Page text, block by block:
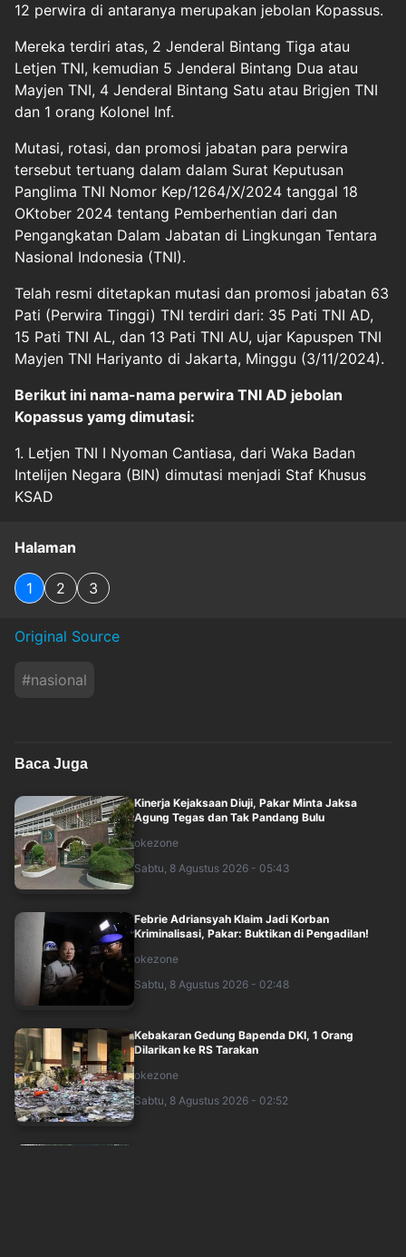
12 perwira di antaranya merupakan jebolan Kopassus.
Mereka terdiri atas, 2 Jenderal Bintang Tiga atau
Letjen TNI, kemudian 5 Jenderal Bintang Dua atau
Mayjen TNI, 4 Jenderal Bintang Satu atau Brigjen TNI
dan 1 orang Kolonel Inf.
Mutasi, rotasi, dan promosi jabatan para perwira
tersebut tertuang dalam dalam Surat Keputusan
Panglima TNI Nomor Kep/1264/X/2024 tanggal 18
OKtober 2024 tentang Pemberhentian dari dan
Pengangkatan Dalam Jabatan di Lingkungan Tentara
Nasional Indonesia (TNI).
Telah resmi ditetapkan mutasi dan promosi jabatan 63
Pati (Perwira Tinggi) TNI terdiri dari: 35 Pati TNI AD,
15 Pati TNI AL, dan 13 Pati TNI AU, ujar Kapuspen TNI
Mayjen TNI Hariyanto di Jakarta, Minggu (3/11/2024).
Berikut ini nama-nama perwira TNI AD jebolan
Kopassus yamg dimutasi:
1. Letjen TNI I Nyoman Cantiasa, dari Waka Badan
Intelijen Negara (BIN) dimutasi menjadi Staf Khusus
KSAD
Halaman
1 2 3
Original Source
#nasional
Baca Juga
Kinerja Kejaksaan Diuji, Pakar Minta Jaksa
Agung Tegas dan Tak Pandang Bulu
okezone
Sabtu, 8 Agustus 2026 - 05:43
Febrie Adriansyah Klaim Jadi Korban
Kriminalisasi, Pakar: Buktikan di Pengadilan!
okezone
Sabtu, 8 Agustus 2026 - 02:48
Kebakaran Gedung Bapenda DKI, 1 Orang
Dilarikan ke RS Tarakan
okezone
Sabtu, 8 Agustus 2026 - 02:52